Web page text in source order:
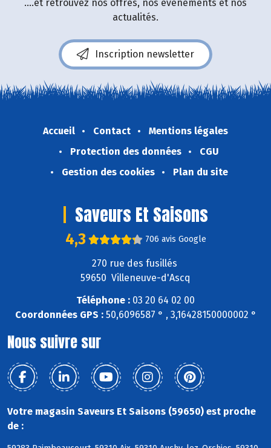
....et retrouvez nos offres, nos événements et nos
actualités.
Inscription newsletter
Accueil Contact
Mentions légales
Protection des données
CGU
Gestion des cookies
Plan du site
Saveurs Et Saisons
4,3 706 avis Google
270 rue des fusillés
59650 Villeneuve-d'Ascq
Téléphone : 03 20 64 02 00
Coordonnées GPS :50,6096587 ° , 3,16428150000002 °
Nous suivre sur
Votre magasin Saveurs Et Saisons (59650) est proche
de :